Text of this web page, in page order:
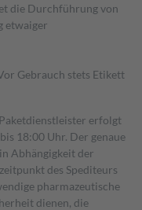
die Durchführung von
etwaiger
Gebrauch stets Etikett
erfolgt
18:00 Uhr. Der genaue
Abhängigkeit der
des Spediteurs
pharmazeutische
dienen, die